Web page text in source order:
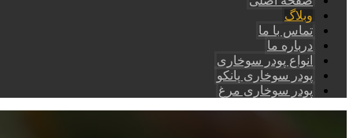
وبلاگ
تماس با ما
درباره ما
انواع پودر سوخاری
پودر سوخاری پانکو
پودر سوخاری مرغ